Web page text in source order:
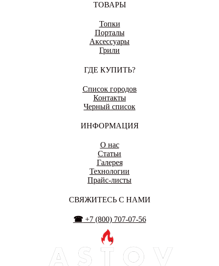
ЕКАТЕРИНБУРГ
ЕНАКИЕВО
ИВАНОВО
ИЖЕВСК
ИРКУТСК
ТОВАРЫ
Топки
Порталы
Аксессуары
Грили
ГДЕ КУПИТЬ?
Список городов
Контакты
Черный список
ИНФОРМАЦИЯ
О нас
Статьи
Галерея
Технологии
Прайс-листы
СВЯЖИТЕСЬ С НАМИ
☎+7 (800) 707-07-56